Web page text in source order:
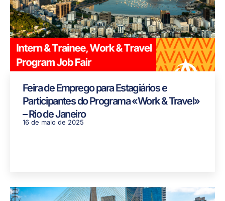
Feira de Emprego para Estagiários e
Participantes do Programa «Work & Travel»
– Rio de Janeiro
16 de maio de 2025